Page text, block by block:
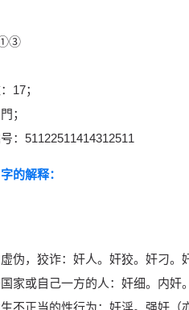
17；
；
：51122511414312511
的解释：
伪，狡诈：奸人。奸狡。奸刁。
家或自己一方的人：奸细。内奸。
不正当的性行为：奸淫。强奸（